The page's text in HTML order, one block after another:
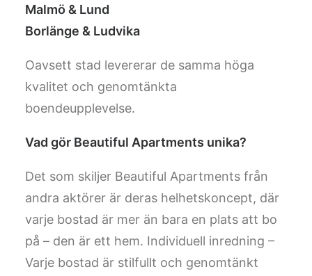
Malmö & Lund
Borlänge & Ludvika
Oavsett stad levererar de samma höga
kvalitet och genomtänkta
boendeupplevelse.
Vad gör Beautiful Apartments unika?
Det som skiljer Beautiful Apartments från
andra aktörer är deras helhetskoncept, där
varje bostad är mer än bara en plats att bo
på – den är ett hem. Individuell inredning –
Varje bostad är stilfullt och genomtänkt